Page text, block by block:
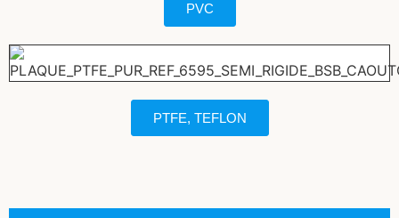
PVC
PTFE, TEFLON